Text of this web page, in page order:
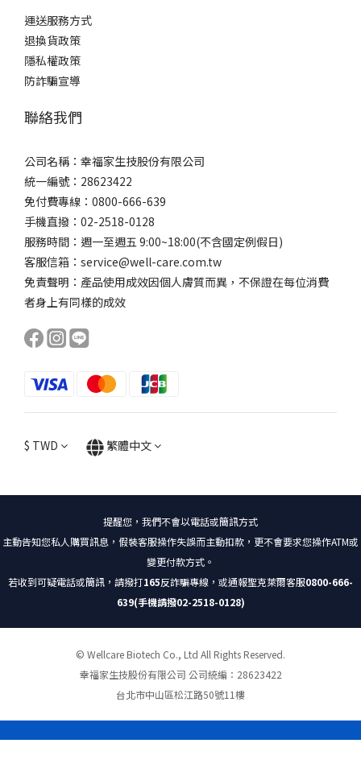
運送服務方式
退換貨政策
隱私權政策
防詐騙宣導
聯絡我們
公司名稱：幸福家生技股份有限公司
統一編號：28623422
免付費專線：0800-666-639
手機直撥：02-2518-0128
服務時間：週一至週五 9:00~18:00(不含國定例假日)
客服信箱：service@well-care.com.tw
免責聲明：產品使用成效因個人膚質而異，不保證在每位消費
者身上有同樣的成效
$ TWD 繁體中文
提醒您，我們不會以電話或簡訊方式
主動告知您私人購買訊息，假裝客服操作失誤而主動扣款，更不會要求您操作ATM或
變更付款方式。
若收到可疑電話或簡訊，請撥打165反詐騙專線，或通報聖克萊爾客服0800-666-
639(手機請撥02-2518-0128)
© Wellcare Biotech Co., Ltd All Rights Reserved.
幸福家生技股份有限公司 公司統編：28623422
台北市中山區松江路50號11樓